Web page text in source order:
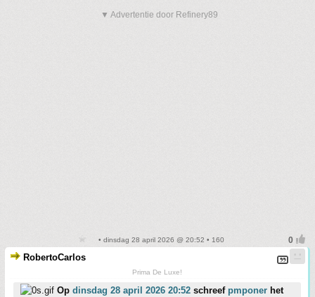
▼ Advertentie door Refinery89
• dinsdag 28 april 2026 @ 20:52 • 160
RobertoCarlos
Prima De Luxe!
Op dinsdag 28 april 2026 20:52 schreef pmponer het